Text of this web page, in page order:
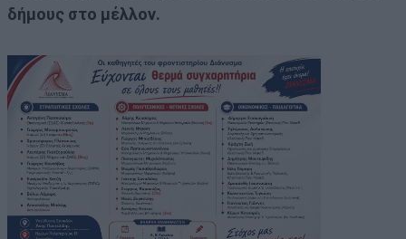
δήμους στο μέλλον.